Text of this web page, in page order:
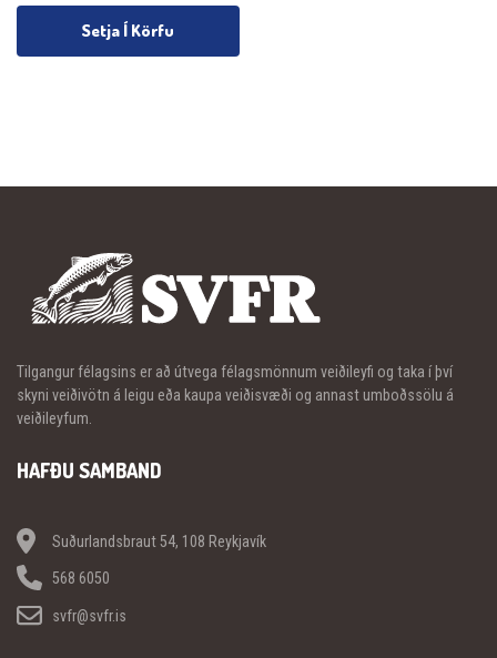
Setja Í Körfu
Tilgangur félagsins er að útvega félagsmönnum veiðileyfi og taka í því
skyni veiðivötn á leigu eða kaupa veiðisvæði og annast umboðssölu á
veiðileyfum.
HAFÐU SAMBAND
Suðurlandsbraut 54, 108 Reykjavík
568 6050
svfr@svfr.is